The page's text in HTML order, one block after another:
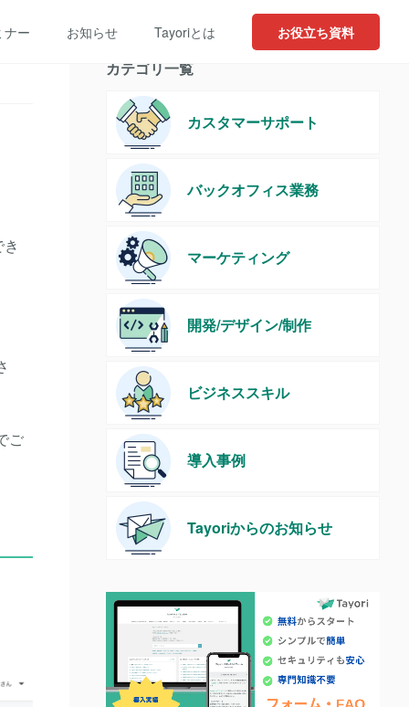
ナー お知らせ Tayoriとは お役立ち資料
ご
カテゴリ一覧
カスタマーサポート
バックオフィス業務
マーケティング
開発/デザイン/制作
ビジネススキル
導入事例
Tayoriからのお知らせ